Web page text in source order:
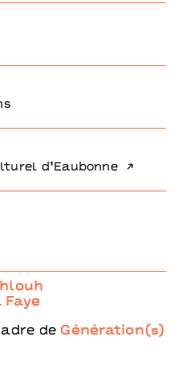
Faye
de Génération(s)
d’Eaubonne